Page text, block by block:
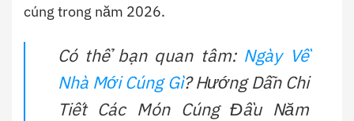
cúng trong năm 2026.
Có thể bạn quan tâm: Ngày Về
Nhà Mới Cúng Gì? Hướng Dẫn Chi
Tiết Các Món Cúng Đầu Năm